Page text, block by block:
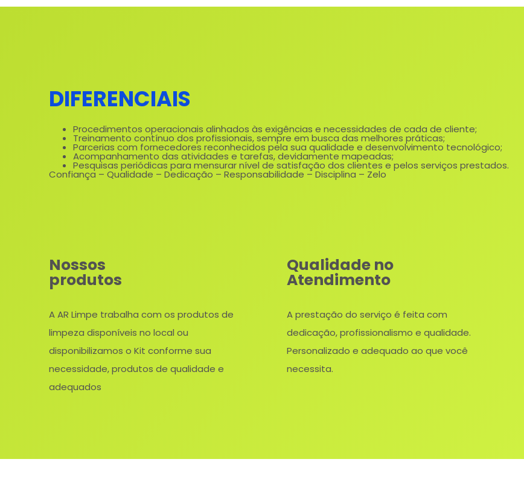
DIFERENCIAIS
Procedimentos operacionais alinhados às exigências e necessidades de cada de cliente;
Treinamento contínuo dos profissionais, sempre em busca das melhores práticas;
Parcerias com fornecedores reconhecidos pela sua qualidade e desenvolvimento tecnológico;
Acompanhamento das atividades e tarefas, devidamente mapeadas;
Pesquisas periódicas para mensurar nível de satisfação dos clientes e pelos serviços prestados.
Confiança – Qualidade – Dedicação – Responsabilidade – Disciplina – Zelo
Nossos
produtos
A AR Limpe trabalha com os produtos de
limpeza disponíveis no local ou
disponibilizamos o Kit conforme sua
necessidade, produtos de qualidade e
adequados
Qualidade no
Atendimento
A prestação do serviço é feita com
dedicação, profissionalismo e qualidade.
Personalizado e adequado ao que você
necessita.